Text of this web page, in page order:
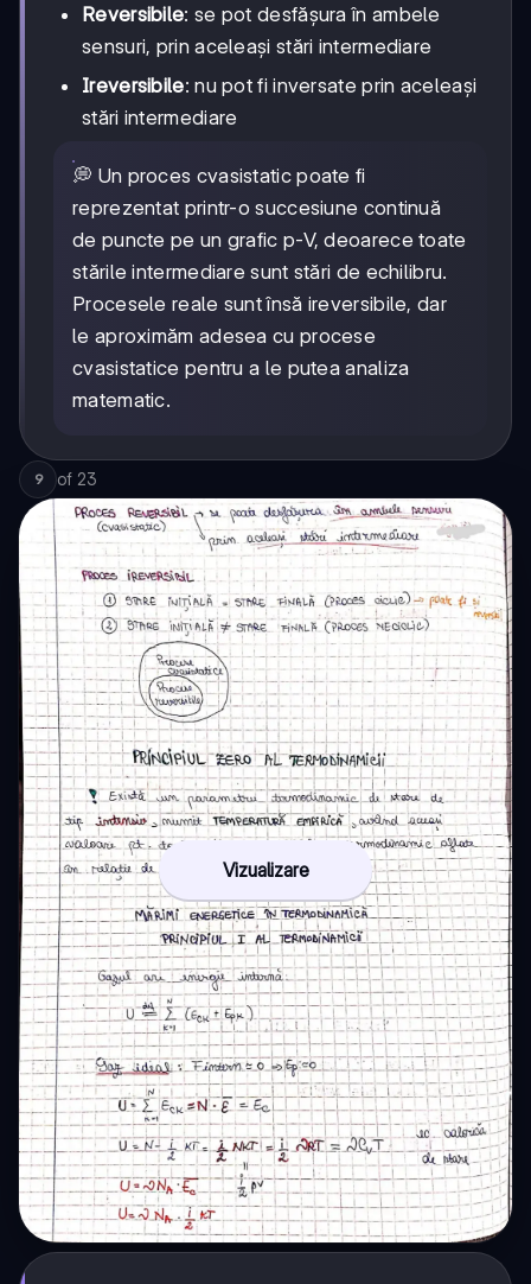
Reversibile: se pot desfășura în ambele
sensuri, prin aceleași stări intermediare
Ireversibile: nu pot fi inversate prin aceleași
stări intermediare
💭 Un proces cvasistatic poate fi
reprezentat printr-o succesiune continuă
de puncte pe un grafic p-V, deoarece toate
stările intermediare sunt stări de echilibru.
Procesele reale sunt însă ireversibile, dar
le aproximăm adesea cu procese
cvasistatice pentru a le putea analiza
matematic.
9 of 23
Vizualizare